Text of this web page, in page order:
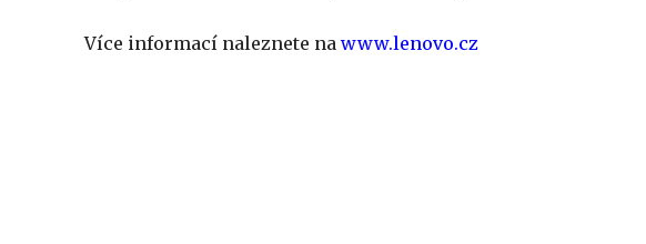
Více informací naleznete na www.lenovo.cz